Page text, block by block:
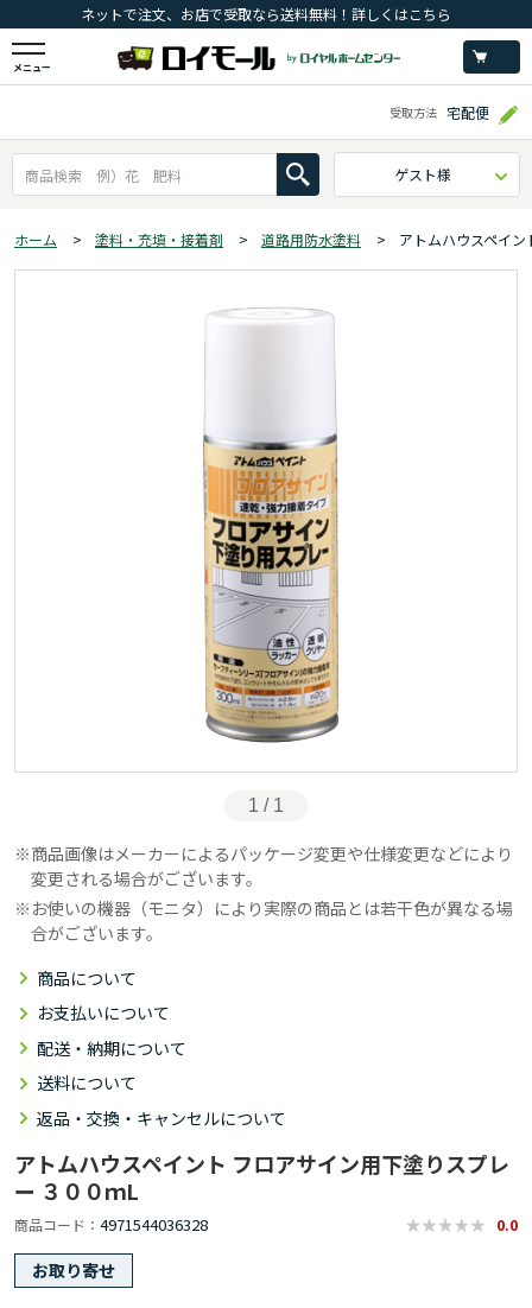
ネットで注文、お店で受取なら送料無料！詳しくはこちら
メニュー
受取方法 宅配便
ゲスト様
ホーム > 塗料・充填・接着剤 > 道路用防水塗料 > アトムハウスペイ
1 / 1
商品画像はメーカーによるパッケージ変更や仕様変更などにより
変更される場合がございます。
お使いの機器（モニタ）により実際の商品とは若干色が異なる場
合がございます。
商品について
お支払いについて
配送・納期について
送料について
返品・交換・キャンセルについて
アトムハウスペイント フロアサイン用下塗りスプレ
ー ３００ｍL
商品コード 4971544036328 0.0
お取り寄せ